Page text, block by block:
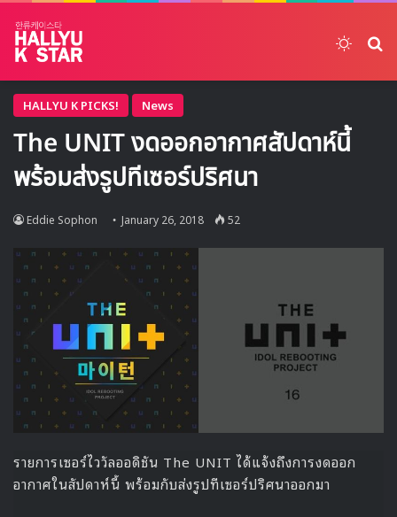
HALLYU K PICKS! News
The UNIT งดออกอากาศสัปดาห์นี้
พร้อมส่งรูปทีเซอร์ปริศนา
Eddie Sophon January 26, 2018 52
รายการเซอร์ไววัลออดิชัน The UNIT ได้แจ้งถึงการงดออก
อากาศในสัปดาห์นี้ พร้อมกับส่งรูปทีเซอร์ปริศนาออกมา